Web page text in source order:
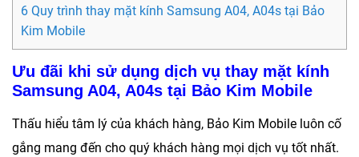
6 Quy trình thay mặt kính Samsung A04, A04s tại Bảo
Kim Mobile
Ưu đãi khi sử dụng dịch vụ thay mặt kính
Samsung A04, A04s tại Bảo Kim Mobile
Thấu hiểu tâm lý của khách hàng, Bảo Kim Mobile luôn cố
gắng mang đến cho quý khách hàng mọi dịch vụ tốt nhất.